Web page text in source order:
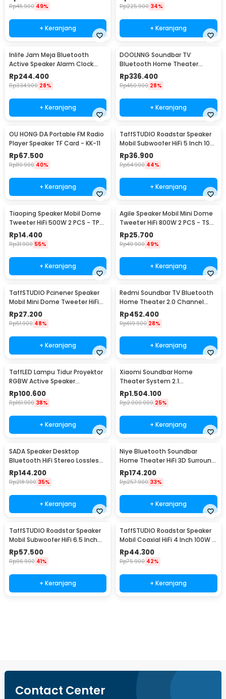
Rp46.900 49%
+ Keranjang
Rp225.900 34%
+ Keranjang
Inlife Jam Meja Bluetooth
Active Speaker Alarm Clock
Radio USB Charge - K11
Rp244.400
Rp334.900 28%
+ Keranjang
DOOLNNG Soundbar TV
Bluetooth Home Theater
Stereo Subwoofer AUX 20W -
BS-28B
Rp336.400
Rp460.900 28%
+ Keranjang
OU HONG DA Portable FM Radio
Player Speaker TF Card - KK-11
Rp67.500
Rp110.900 40%
+ Keranjang
TaffSTUDIO Roadstar Speaker
Mobil Subwoofer HiFi 5 Inch 100
W 1 PCS - VO-502
Rp36.900
Rp64.900 44%
+ Keranjang
Tiaoping Speaker Mobil Dome
Tweeter HiFi 500W 2 PCS - TP-
005A
Rp14.400
Rp31.900 55%
+ Keranjang
Agile Speaker Mobil Mini Dome
Tweeter HiFi 800W 2 PCS - TS-
T120
Rp25.700
Rp49.900 49%
+ Keranjang
TaffSTUDIO Pcinener Speaker
Mobil Mini Dome Tweeter HiFi
140W 2 PCS - TS-T280
Rp27.200
Rp51.900 48%
+ Keranjang
Redmi Soundbar TV Bluetooth
Home Theater 2.0 Channel
Stereo AUX 30W - MDZ-34-DA
Rp452.400
Rp619.900 28%
+ Keranjang
TaffLED Lampu Tidur Proyektor
RGBW Active Speaker
Bluetooth Remote - BL-XK01
Rp100.600
Rp161.900 38%
+ Keranjang
Xiaomi Soundbar Home
Theater System 2.1
Subwoofers 100W Bluetooth
5.0 - MDZ-35-DA
Rp1.504.100
Rp2.000.900 25%
+ Keranjang
SADA Speaker Desktop
Bluetooth HiFi Stereo Lossless
Decoding AUX 3W - V-111
Rp144.200
Rp218.900 35%
+ Keranjang
Niye Bluetooth Soundbar
Home Theater HiFi 3D Surround
- V8
Rp174.200
Rp257.900 33%
+ Keranjang
TaffSTUDIO Roadstar Speaker
Mobil Subwoofer HiFi 6.5 Inch
160W 1 PCS - VO-602
Rp57.500
Rp96.900 41%
+ Keranjang
TaffSTUDIO Roadstar Speaker
Mobil Coaxial HiFi 4 Inch 100W 1
PCS - VO-402
Rp44.300
Rp75.900 42%
+ Keranjang
Contact Center